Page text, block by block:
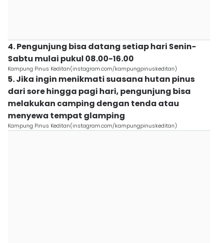
4. Pengunjung bisa datang setiap hari Senin-
Sabtu mulai pukul 08.00-16.00
Kampung Pinus Keditan(instagram.com/kampungpinuskeditan)
5. Jika ingin menikmati suasana hutan pinus
dari sore hingga pagi hari, pengunjung bisa
melakukan camping dengan tenda atau
menyewa tempat glamping
Kampung Pinus Keditan(instagram.com/kampungpinuskeditan)